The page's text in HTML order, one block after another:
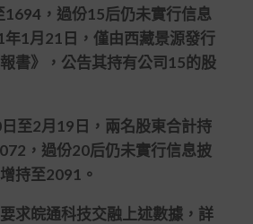
，過份15后仍未實行信息
1月21日，僅由西藏景源發行
書》，公告其持有公司15的股
2月19日，兩名股東合計持
，過份20后仍未實行信息披
持至2091。
皖通科技交融上述數據，詳